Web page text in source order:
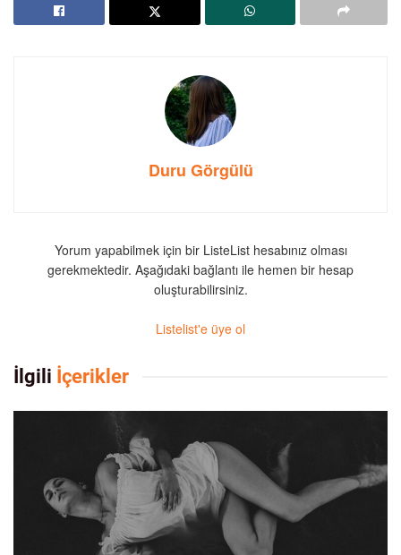
Duru Görgülü
Yorum yapabilmek için bir ListeList hesabınız olması
gerekmektedir. Aşağıdaki bağlantı ile hemen bir hesap
oluşturabilirsiniz.
Listelist'e üye ol
İlgili İçerikler